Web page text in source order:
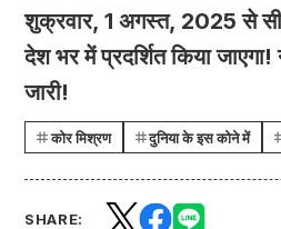
शुक्रवार, 1 अगस्त, 2025 से
देश भर में प्रदर्शित किया जाएगा!
जारी!
कोर मिश्रण दुनिया के इस कोने में
SHARE: